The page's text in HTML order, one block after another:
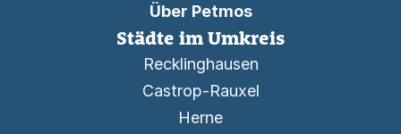
Über Petmos
Städte im Umkreis
Recklinghausen
Castrop-Rauxel
Herne